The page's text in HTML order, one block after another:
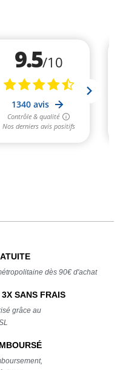
dès 90€ d'achat
SANS FRAIS
grâce au